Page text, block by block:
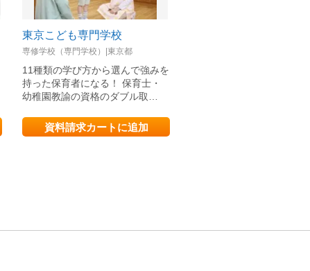
東京こども専門学校
専修学校（専門学校）|東京都
11種類の学び方から選んで強みを
持った保育者になる！ 保育士・
幼稚園教諭の資格のダブル取…
資料請求カートに追加